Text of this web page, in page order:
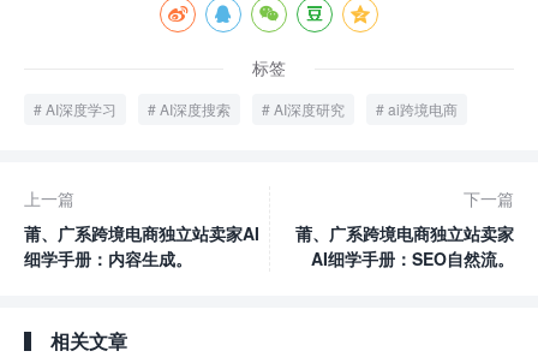
标签
AI深度学习 AI深度搜索 AI深度研究 ai跨境电商
上一篇
莆、广系跨境电商独立站卖家AI
细学手册：内容生成。
下一篇
莆、广系跨境电商独立站卖家
AI细学手册：SEO自然流。
相关文章